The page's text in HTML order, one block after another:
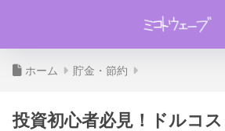
ホーム 貯金・節約
投資初心者必見！ドルコ